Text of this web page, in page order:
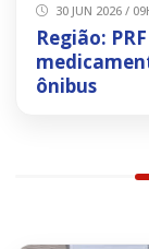
30 JUN 2026 /
Região:
ônibus